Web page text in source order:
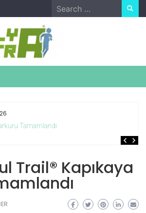
Search
for:
Tamamlandı
Trail® Kapıkaya